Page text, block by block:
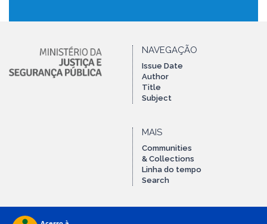
NAVEGAÇÃO
Issue Date
Author
Title
Subject
MAIS
Communities
& Collections
Linha do tempo
Search